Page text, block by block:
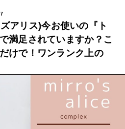
アリス)今お使いの『ト
満足されていますか？こ
けで！ワンランク上の